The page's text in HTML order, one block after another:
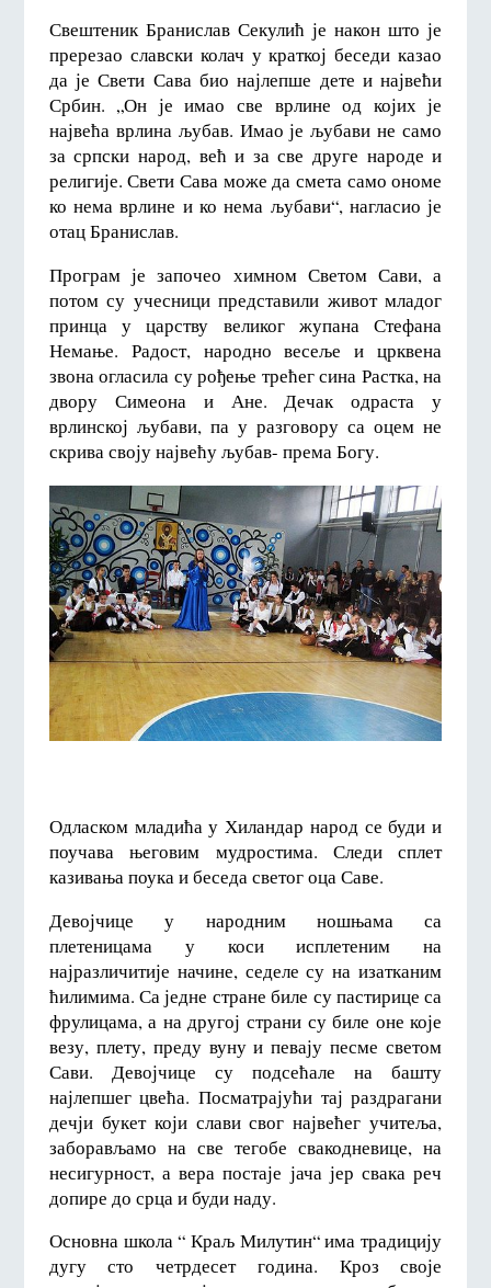
Свештеник Бранислав Секулић је након што је
пререзао славски колач у краткој беседи казао
да је Свети Сава био најлепше дете и највећи
Србин. „Он је имао све врлине од којих је
највећа врлина љубав. Имао је љубави не само
за српски народ, већ и за све друге народе и
религије. Свети Сава може да смета само ономе
ко нема врлине и ко нема љубави“, нагласио је
отац Бранислав.
Програм је започео химном Светом Сави, а
потом су учесници представили живот младог
принца у царству великог жупана Стефана
Немање. Радост, народно весеље и црквена
звона огласила су рођење трећег сина Растка, на
двору Симеона и Ане. Дечак одраста у
врлинској љубави, па у разговору са оцем не
скрива своју највећу љубав- према Богу.
Одласком младића у Хиландар народ се буди и
поучава његовим мудростима. Следи сплет
казивања поука и беседа светог оца Саве.
Девојчице у народним ношњама са
плетеницама у коси исплетеним на
најразличитије начине, седеле су на изатканим
ћилимима. Са једне стране биле су пастирице са
фрулицама, а на другој страни су биле оне које
везу, плету, преду вуну и певају песме светом
Сави. Девојчице су подсећале на башту
најлепшег цвећа. Посматрајући тај раздрагани
дечји букет који слави свог највећег учитеља,
заборављамо на све тегобе свакодневице, на
несигурност, а вера постаје јача јер свака реч
допире до срца и буди наду.
Основна школа “ Краљ Милутин“ има традицију
дугу сто четрдесет година. Кроз своје